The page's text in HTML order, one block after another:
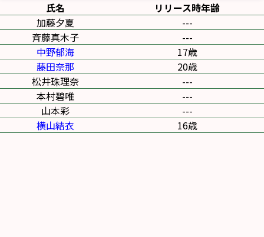
氏名
リリース時年齢
加藤夕夏
---
斉藤真木子
---
中野郁海
17歳
藤田奈那
20歳
松井珠理奈
---
本村碧唯
---
山本彩
---
横山結衣
16歳